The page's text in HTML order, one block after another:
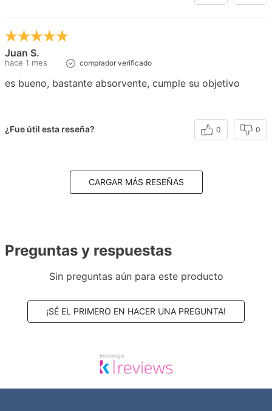
Juan S.
hace 1 mes comprador verificado
es bueno, bastante absorvente, cumple su objetivo
¿Fue útil esta reseña? 0 0
CARGAR MÁS RESEÑAS
Preguntas y respuestas
Sin preguntas aún para este producto
¡SÉ EL PRIMERO EN HACER UNA PREGUNTA!